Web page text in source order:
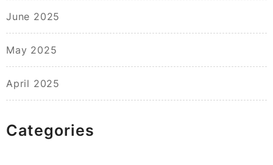
June 2025
May 2025
April 2025
Categories